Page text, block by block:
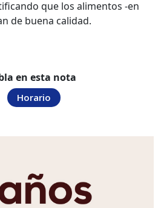
que los alimentos -en
de buena calidad.
en esta nota
Horario